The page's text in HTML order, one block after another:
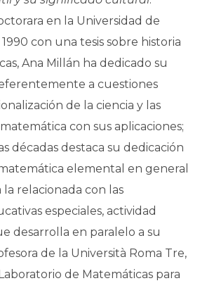
en la Universidad de
con una tesis sobre historia
Ana Millán ha dedicado su
a cuestiones
de la ciencia y las
con sus aplicaciones;
décadas destaca su dedicación
elemental en general
relacionada con las
especiales, actividad
desarrolla en paralelo a su
de la Università Roma Tre,
de Matemáticas para